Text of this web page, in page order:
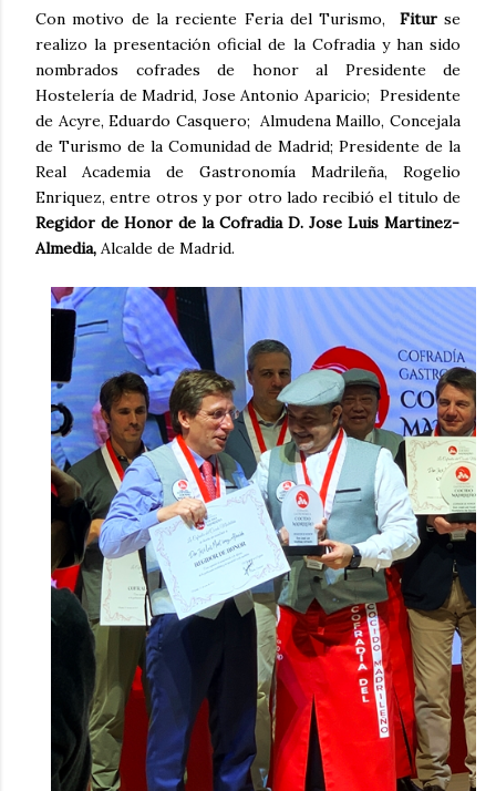
Con motivo de la reciente Feria del Turismo, Fiturse
realizo la presentación oficial de la Cofradia y han sido
nombrados cofrades de honor al Presidente de
Hostelería de Madrid, Jose Antonio Aparicio; Presidente
de Acyre, Eduardo Casquero; Almudena Maillo, Concejala
de Turismo de la Comunidad de Madrid; Presidente de la
Real Academia de Gastronomía Madrileña, Rogelio
Enriquez, entre otros y por otro lado recibió el titulo de
Regidor de Honor de la Cofradia D. Jose Luis Martinez-
Almedia, Alcalde de Madrid.